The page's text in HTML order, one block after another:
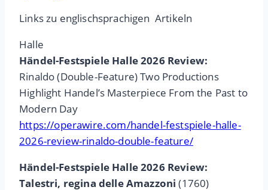
Links zu englischsprachigen Artikeln
Halle
Händel-Festspiele Halle 2026 Review:
Rinaldo (Double-Feature) Two Productions
Highlight Handel’s Masterpiece From the Past to
Modern Day
https://operawire.com/handel-festspiele-halle-
2026-review-rinaldo-double-feature/
Händel-Festspiele Halle 2026 Review:
Talestri, regina delle Amazzoni (1760)